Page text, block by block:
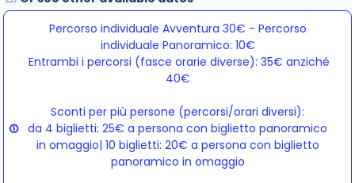
Percorso individuale Avventura 30€ - Percorso
individuale Panoramico: 10€
Entrambi i percorsi (fasce orarie diverse): 35€ anziché
40€
Sconti per più persone (percorsi/orari diversi):
da 4 biglietti: 25€ a persona con biglietto panoramico
in omaggio| 10 biglietti: 20€ a persona con biglietto
panoramico in omaggio